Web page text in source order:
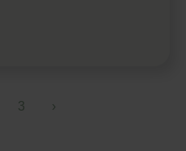
3 ›